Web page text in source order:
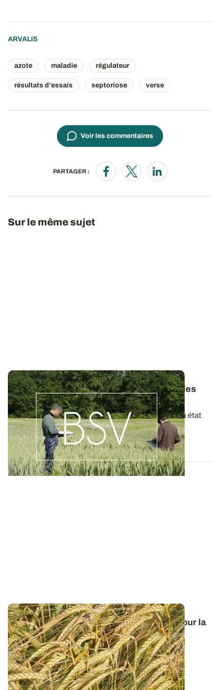
ARVALIS
azote maladie régulateur
résultats d'essais septoriose verse
Voir les commentaires
PARTAGER :
Opens in a new window
Opens in a new window
Opens in a new
Sur le même sujet
Bulletins de Santé du Végétal - Consultez les
derniers BSV de votre région
Ces bulletins, publiés chaque semaine, dressent un état
des lieux exhaustif des cultures...
19 MAI 2026
Orge de printemps : nos préconisations pour la
campagne 2026
Retrouvez tous les résultats d’essais de la dernière
campagne et nos préconisations pour...
13 FÉVR. 2026